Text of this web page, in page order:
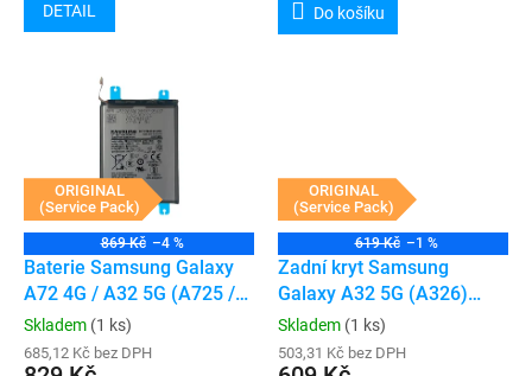
DETAIL Do košíku
ORIGINAL
(Service Pack)
869 Kč –4 %
Baterie Samsung Galaxy
A72 4G / A32 5G (A725 /
A326) (Service Pack)
Skladem (1 ks)
685,12 Kč bez DPH
ORIGINAL
(Service Pack)
619 Kč –1 %
Zadní kryt Samsung
Galaxy A32 5G (A326)
(Service Pack) (Black)
Skladem (1 ks)
503,31 Kč bez DPH